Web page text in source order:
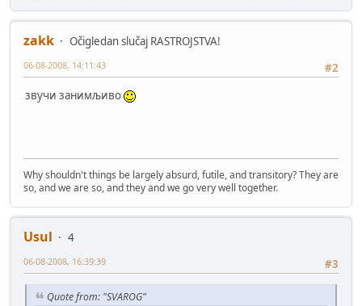
zakk
Očigledan slučaj RASTROJSTVA!
#2
06-08-2008, 14:11:43
звучи занимљиво
Why shouldn't things be largely absurd, futile, and transitory? They are
so, and we are so, and they and we go very well together.
Usul
4
#3
06-08-2008, 16:39:39
Quote from: "SVAROG"